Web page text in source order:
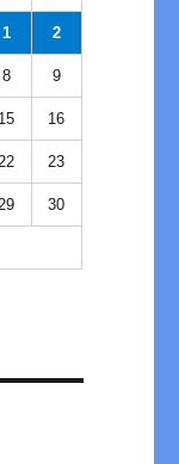
1 2
8 9
15 16
22 23
29 30